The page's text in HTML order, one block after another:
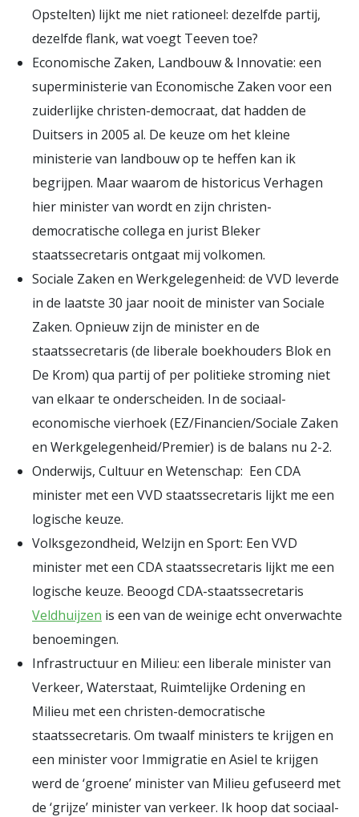
Opstelten) lijkt me niet rationeel: dezelfde partij,
dezelfde flank, wat voegt Teeven toe?
Economische Zaken, Landbouw & Innovatie: een
superministerie van Economische Zaken voor een
zuiderlijke christen-democraat, dat hadden de
Duitsers in 2005 al. De keuze om het kleine
ministerie van landbouw op te heffen kan ik
begrijpen. Maar waarom de historicus Verhagen
hier minister van wordt en zijn christen-
democratische collega en jurist Bleker
staatssecretaris ontgaat mij volkomen.
Sociale Zaken en Werkgelegenheid: de VVD leverde
in de laatste 30 jaar nooit de minister van Sociale
Zaken. Opnieuw zijn de minister en de
staatssecretaris (de liberale boekhouders Blok en
De Krom) qua partij of per politieke stroming niet
van elkaar te onderscheiden. In de sociaal-
economische vierhoek (EZ/Financien/Sociale Zaken
en Werkgelegenheid/Premier) is de balans nu 2-2.
Onderwijs, Cultuur en Wetenschap: Een CDA
minister met een VVD staatssecretaris lijkt me een
logische keuze.
Volksgezondheid, Welzijn en Sport: Een VVD
minister met een CDA staatssecretaris lijkt me een
logische keuze. Beoogd CDA-staatssecretaris
Veldhuijzen is een van de weinige echt onverwachte
benoemingen.
Infrastructuur en Milieu: een liberale minister van
Verkeer, Waterstaat, Ruimtelijke Ordening en
Milieu met een christen-democratische
staatssecretaris. Om twaalf ministers te krijgen en
een minister voor Immigratie en Asiel te krijgen
werd de ‘groene’ minister van Milieu gefuseerd met
de ‘grijze’ minister van verkeer. Ik hoop dat sociaal-